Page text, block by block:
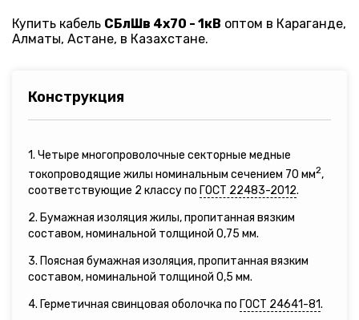
Купить кабель СБлШв 4х70 - 1кВ оптом в Караганде,
Алматы, Астане, в Казахстане.
Конструкция
1. Четыре многопроволочные секторные медные
токопроводящие жилы номинальным сечением 70 мм2,
соответствующие 2 классу по ГОСТ 22483-2012.
2. Бумажная изоляция жилы, пропитанная вязким
составом, номинальной толщиной 0,75 мм.
3. Поясная бумажная изоляция, пропитанная вязким
составом, номинальной толщиной 0,5 мм.
4. Герметичная свинцовая оболочка по ГОСТ 24641-81.